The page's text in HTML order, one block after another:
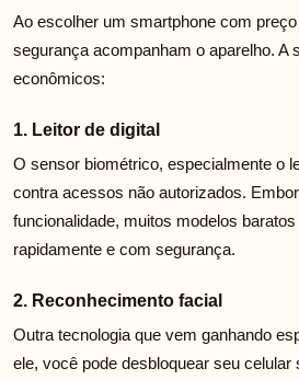
Ao escolher um smartphone com
segurança acompanham o aparelho.
econômicos:
1. Leitor de digital
O sensor biométrico, especialmente o
contra acessos não autorizados.
funcionalidade, muitos modelos
rapidamente e com segurança.
2. Reconhecimento facial
Outra tecnologia que vem ganhando
ele, você pode desbloquear seu